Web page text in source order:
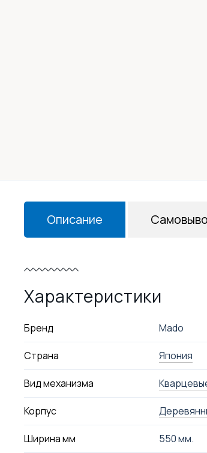
Описание
Характеристики
Бренд Mado
Страна Япония
Вид механизма
Корпус
Ширина мм 550 мм.